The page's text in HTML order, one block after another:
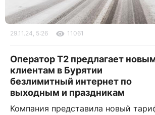
29.11.24, 5:26 11061
Оператор T2 предлагает
клиентам в Бурятии
безлимитный интернет по
выходным и праздникам
Компания представила новый